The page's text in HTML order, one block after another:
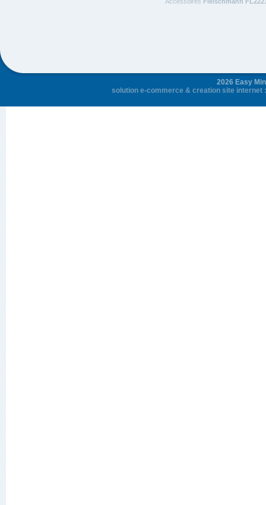
2026 Easy
solution e-commerce & creation site internet